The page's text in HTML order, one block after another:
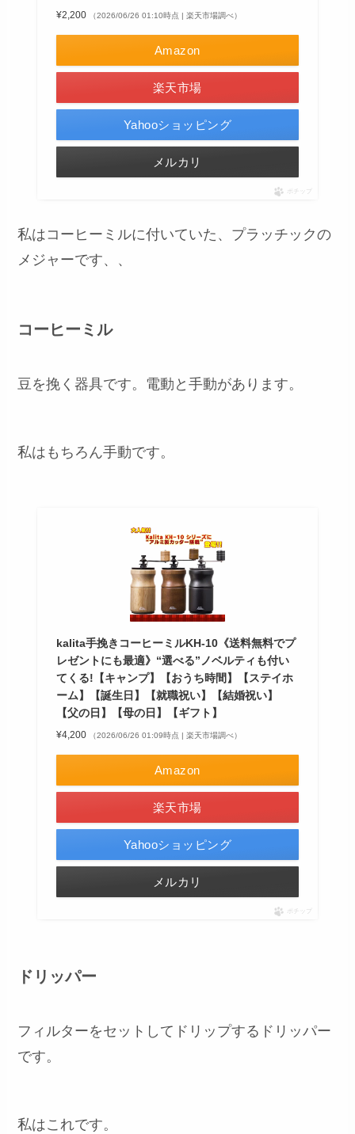
¥2,200 （2026/06/26 01:10時点 | 楽天市場調べ）
Amazon
楽天市場
Yahooショッピング
メルカリ
ポチップ
私はコーヒーミルに付いていた、プラッチックの
メジャーです、、
コーヒーミル
豆を挽く器具です。電動と手動があります。
私はもちろん手動です。
kalita手挽きコーヒーミルKH-10《送料無料でプ
レゼントにも最適》“選べる”ノベルティも付い
てくる!【キャンプ】【おうち時間】【ステイホ
ーム】【誕生日】【就職祝い】【結婚祝い】
【父の日】【母の日】【ギフト】
¥4,200 （2026/06/26 01:09時点 | 楽天市場調べ）
Amazon
楽天市場
Yahooショッピング
メルカリ
ポチップ
ドリッパー
フィルターをセットしてドリップするドリッパー
です。
私はこれです。